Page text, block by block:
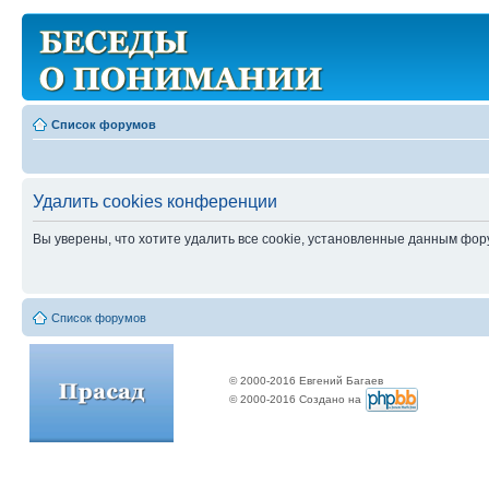
Список форумов
Удалить cookies конференции
Вы уверены, что хотите удалить все cookie, установленные данным
Список форумов
© 2000-2016 Евгений Багаев
© 2000-2016 Создано на